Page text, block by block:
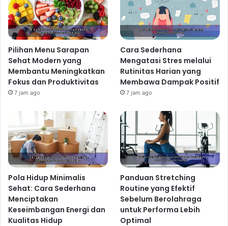
Pilihan Menu Sarapan
Sehat Modern yang
Membantu Meningkatkan
Fokus dan Produktivitas
7 jam ago
Cara Sederhana
Mengatasi Stres melalui
Rutinitas Harian yang
Membawa Dampak Positif
7 jam ago
Pola Hidup Minimalis
Sehat: Cara Sederhana
Menciptakan
Keseimbangan Energi dan
Kualitas Hidup
Panduan Stretching
Routine yang Efektif
Sebelum Berolahraga
untuk Performa Lebih
Optimal